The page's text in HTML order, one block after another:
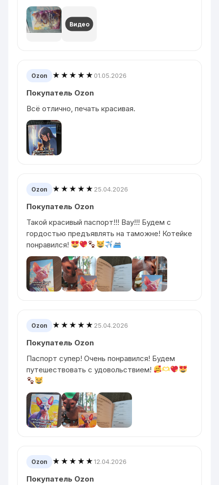
Видео
Ozon ★★★★★ 01.05.2026
Покупатель Ozon
Всё отлично, печать красивая.
Ozon ★★★★★ 25.04.2026
Покупатель Ozon
Такой красивый паспорт!!! Вау!!! Будем с
гордостью предъявлять на таможне! Котейке
понравился!
Ozon ★★★★★ 25.04.2026
Покупатель Ozon
Паспорт супер! Очень понравился! Будем
путешествовать с удовольствием!
Ozon ★★★★★12.04.2026
Покупатель Ozon